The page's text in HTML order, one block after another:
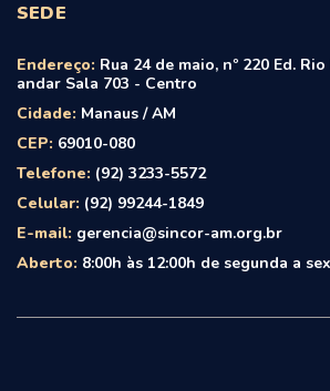
SEDE
Endereço: Rua 24 de maio, nº 220 Ed.
andar Sala 703 - Centro
Cidade: Manaus / AM
CEP: 69010-080
Telefone: (92) 3233-5572
Celular: (92) 99244-1849
E-mail: gerencia@sincor-am.org.br
Aberto: 8:00h às 12:00h de segunda a